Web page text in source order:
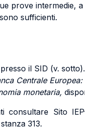
prove intermedie,
sufficienti.
il SID (v. sotto).
Centrale
monetaria,
consultare Sito
313.